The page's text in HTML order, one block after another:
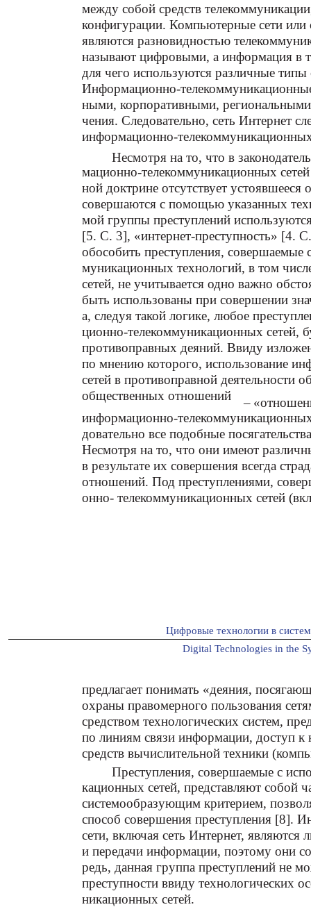
между собой средств
конфигурации. Компьютерные сети
являются разновидностью
называют цифровыми, а информация в
для чего используются различные типы
Информационно-
ными, корпоративными,
чения. Следовательно, сеть Интернет
информационно-
Несмотря на то, что в
мационно-телекоммуникационных
ной доктрине отсутствует
совершаются с помощью указанных
мой группы преступлений
[5. С. 3], «интернет-преступность» [4.
обособить преступления,
муникационных технологий, в том
сетей, не учитывается одно важно
быть использованы при совершении
а, следуя такой логике, любое
ционно-телекоммуникационных сетей,
противоправных деяний. Ввиду
по мнению которого, использование
сетей в противоправной деятельности
общественных отношений
–
информационно-
довательно все подобные
Несмотря на то, что они имеют
в результате их совершения всегда
отношений. Под преступлениями,
онно- телекоммуникационных сетей
Цифровые технологии в
Digital Technologies in the
предлагает понимать «деяния,
охраны правомерного пользования
средством технологических систем,
по линиям связи информации, доступ к
средств вычислительной техники
Преступления, совершаемые с
кационных сетей, представляют собой
системообразующим критерием,
способ совершения преступления [8].
сети, включая сеть Интернет, являются
и передачи информации, поэтому они
редь, данная группа преступлений не
преступности ввиду технологических
никационных сетей.